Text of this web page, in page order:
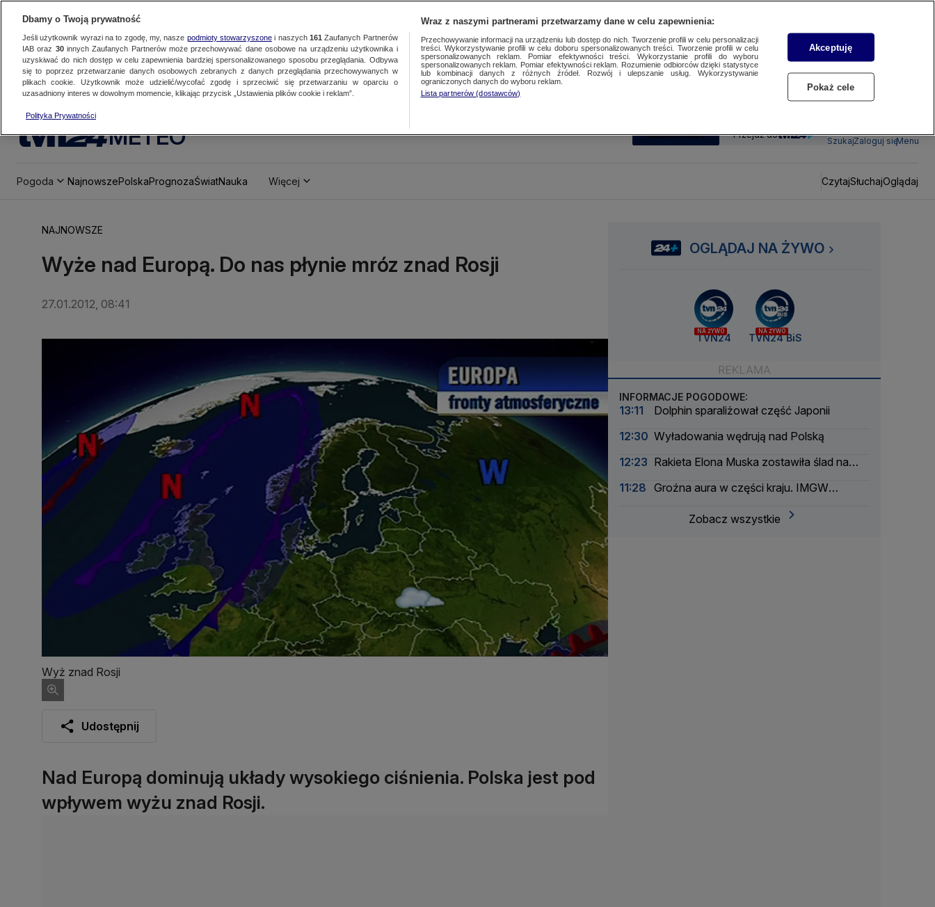
METEO SUBSKRYBUJ Przejdź do
SzukajZaloguj sięMenu
Pogoda NajnowszePolskaPrognozaŚwiatNauka Więcej CzytajSłuchajOglądaj
NAJNOWSZE
Wyże nad Europą. Do nas płynie mróz znad Rosji
27.01.2012, 08:41
Wyż znad Rosji
Udostępnij
Nad Europą dominują układy wysokiego ciśnienia. Polska jest pod
wpływem wyżu znad Rosji.
OGLĄDAJ NA ŻYWO
NA ŻYWO
TVN24
NA ŻYWO
TVN24 BiS
INFORMACJE POGODOWE:
13:11
Dolphin sparaliżował część Japonii
12:30 Wyładowania wędrują nad Polską
12:23 Rakieta Elona Muska zostawiła ślad na
11:28 Groźna aura w części kraju. IMGW
Zobacz wszystkie
Dbamy o Twoją prywatność
Jeśli użytkownik wyrazi na to zgodę, my, nasze podmioty stowarzyszonei naszych 161 Zaufanych Partnerów
IAB oraz 30innych Zaufanych Partnerów może przechowywać dane osobowe na urządzeniu użytkownika i
uzyskiwać do nich dostęp w celu zapewnienia bardziej spersonalizowanego sposobu przeglądania. Odbywa
się to poprzez przetwarzanie danych osobowych zebranych z danych przeglądania przechowywanych w
plikach cookie. Użytkownik może udzielić/wycofać zgodę i sprzeciwić się przetwarzaniu w oparciu o
uzasadniony interes w dowolnym momencie, klikając przycisk „Ustawienia plików cookie i reklam”.
Polityka Prywatności
Wraz z naszymi partnerami przetwarzamy dane w celu zapewnienia:
Przechowywanie informacji na urządzeniu lub dostęp do nich. Tworzenie profili w celu personalizacji
treści. Wykorzystywanie profili w celu doboru spersonalizowanych treści. Tworzenie profili w celu
spersonalizowanych reklam. Pomiar efektywności treści. Wykorzystanie profili do wyboru
spersonalizowanych reklam. Pomiar efektywności reklam. Rozumienie odbiorców dzięki statystyce
lub kombinacji danych z różnych źródeł. Rozwój i ulepszanie usług. Wykorzystywanie
ograniczonych danych do wyboru reklam.
Lista partnerów (dostawców)
Akceptuję
Pokaż cele